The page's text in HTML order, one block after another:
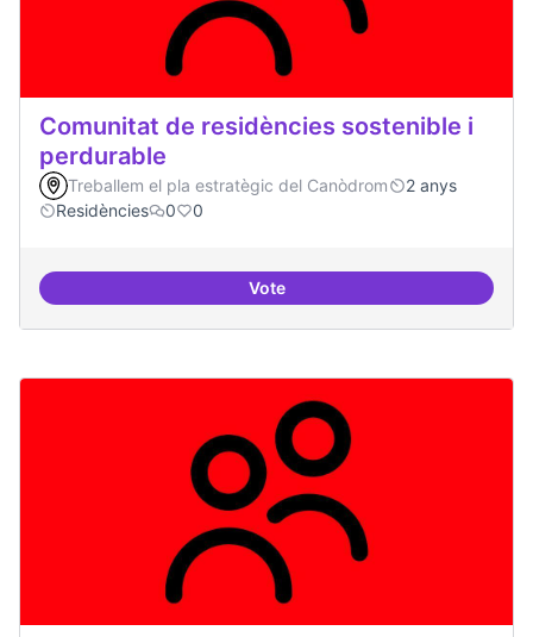
Comunitat de residències sostenible i
perdurable
Treballem el pla estratègic del Canòdrom
2 anys
Residències
0 0
Vote Comunitat